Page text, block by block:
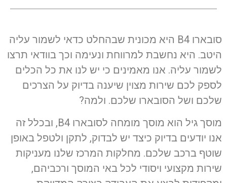
סובארו B4 היא מכונית שבהחלט כדאי לשמור עליה
היטב. היא נחשבת למרווחת ונעימה וכך בוודאי תרצו
לשמור עליה. אנו מאמינים כי יש לנו את כל הכלים
לספק לכם שירות מצוין שיענה בדיוק על הצרכים
שלכם ושל הסובארו שלכם. ולמה?
מוסך גיל הוא מוסך מומחה לסובארו B4, ובכלל זה
אנו יודעים בדיוק כיצד יש לבדוק, לתקן ולטפל באופן
שוטף ברכב שלכם. מחלקות המרכז שלנו מעניקות
שירות מקצועי ויסודי לכל באי המוסך ורכביהם,